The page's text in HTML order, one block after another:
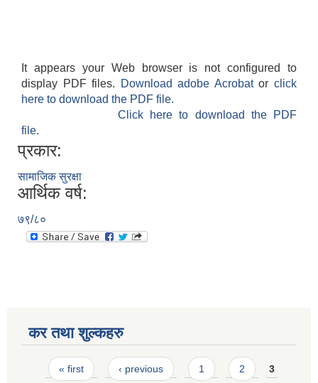
It appears your Web browser is not configured to
display PDF files.
Download adobe Acrobatorclick
here to download the PDF file.
Click here to download the PDF
file.
प्रकार:
सामाजिक सुरक्षा
आर्थिक वर्ष:
७९/८०
कर तथा शुल्कहरु
Pages
« first ‹ previous 1 2 3